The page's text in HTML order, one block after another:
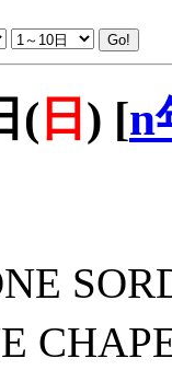
( 日 ) [n